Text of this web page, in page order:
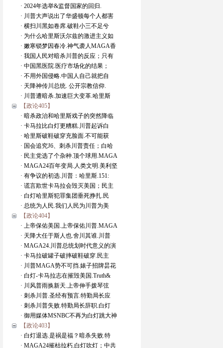
· 2024年选举&监督国家的回归.
· 川普大声说出了华盛顿每个人都害
· 横扫川黑如卷席.破鞋小三不足兮
· 为什么哈里斯沃尔兹的激进主义如
· 嫩寒锁梦因春冷.神气袭人MAGA香
· 我国人民对暗杀川普的反应；只有
· 中国黑医院.医疗市场化的结果；
· 不用外国侵略.中国人自己就把自
· 天降神传川总统. 公开宗教信仰.
· 川普遭暗杀.加速巨大变革.哈里斯
【政论405】
· 暗杀政治和哈里斯戏子的突然降临
· 卡马拉比白灯更糟糕.川普起诉白
· 哈里斯破鞋破穿充脸面.不可能获
· 国会追究J6、刺杀川普责任；白哈
· 民主党选了个杂种.顶个球用.MAGA
· MAGA24百年变局.人类文明.美利坚
· 有争议的初选.川普：哈里斯.151:
· 谎言欺世卡马拉会毁灭美国；民主
· 白灯哈里斯犯罪集团垂死挣扎.民
· 总统为人民.我们人民为川普为美
【政论404】
· 上帝保佑美国.上帝保佑川普.MAGA
· 天降大任于斯人也.舍川其谁.川普
· MAGA24.川普总统划时代意义的演
· 卡马拉破罐子破摔破鞋破穿.民主
· 川普MAGA势不可挡.婊子招牌昙花
· 白灯-卡马拉志在摧毁美国.Truth&
· 川风普雨换新天.上帝伸手拨琴弦
· 刺杀川普.圣经有预言.特勤局长应
· 刺杀川普失败.特勤局长辞职.白灯
· 御用媒体MSNBC不再为白灯跳大神
【政论403】
· 白灯退选.是祸是福？暗杀失败.特
· MAGA24摧枯拉朽.白灯吹灯；中共